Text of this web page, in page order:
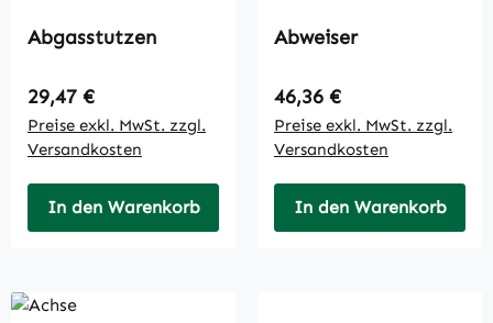
Abgasstutzen
Regulärer Preis:
29,47 €
Preise exkl. MwSt. zzgl.
Versandkosten
In den Warenkorb
Abweiser
Regulärer Preis:
46,36 €
Preise exkl. MwSt. zzgl.
Versandkosten
In den Warenkorb